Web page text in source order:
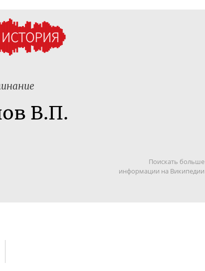
В.П.
Поискать больше
информации на Википедии